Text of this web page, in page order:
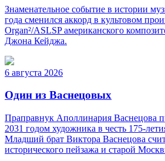
Знаменательное событие в истории
года сменился аккорд в культовом
Organ²/ASLSP американского
Джона Кейджа.
6 августа 2026
Один из Васнецовых
Праправнук Аполлинария Васнецова
2031 годом художника в честь 175-
Младший брат Виктора Васнецова
исторического пейзажа и старой